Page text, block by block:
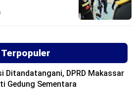
Terpopuler
Ditandatangani, DPRD Makassar
Gedung Sementara